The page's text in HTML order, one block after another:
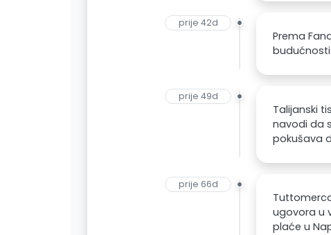
prije 42d
Prema
prije 49d
Talijanski
navodi da
pokušava
prije 66d
ugovora u
plaće u